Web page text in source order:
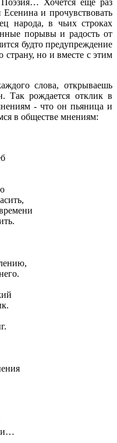
и прочувствовать
народа, в чьих строках
порывы и радость от
будто предупреждение
страну, но и вместе с этим
слова, открываешь
Так рождается отклик в
- что он пьяница и
в обществе мнениям: